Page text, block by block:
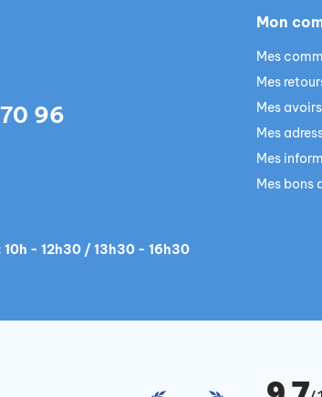
96
10h - 12h30 / 13h30 - 16h30
Mon
Mes
Mes
Mes avoirs
Mes
Mes
Mes bons